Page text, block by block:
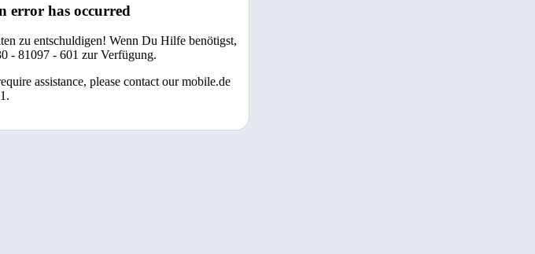
error has occurred
zu entschuldigen! Wenn Du Hilfe benötigst,
- 81097 - 601 zur Verfügung.
assistance, please contact our mobile.de